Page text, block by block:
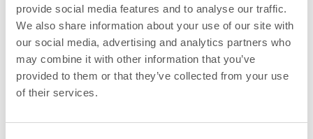
provide social media features and to analyse our traffic.
We also share information about your use of our site with
our social media, advertising and analytics partners who
may combine it with other information that you’ve
provided to them or that they’ve collected from your use
of their services.